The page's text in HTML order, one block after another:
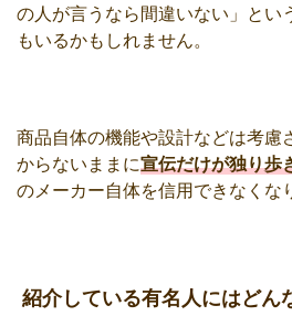
の人が言うなら間違いない」とい
もいるかもしれません。
商品自体の機能や設計などは考慮
からないままに宣伝だけが独り歩
のメーカー自体を信用できなくな
紹介している有名人にはどん